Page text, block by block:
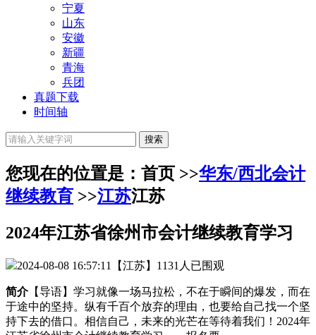
宁夏
山东
安徽
新疆
青海
兵团
真题下载
时间轴
您现在的位置是：首页 >>华东/西北会计
继续教育 >>江苏江苏
2024年江苏省徐州市会计继续教育学习
2024-08-08 16:57:11 【江苏】 1131人已围观
简介【导语】学习就像一场马拉松，不在于瞬间的爆发，而在
于途中的坚持。纵有千百个放弃的理由，也要给自己找一个坚
持下去的借口。相信自己，未来的光芒在等待着我们！2024年